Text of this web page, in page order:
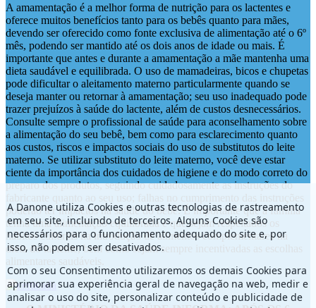
A amamentação é a melhor forma de nutrição para os lactentes e
oferece muitos benefícios tanto para os bebês quanto para mães,
devendo ser oferecido como fonte exclusiva de alimentação até o 6º
mês, podendo ser mantido até os dois anos de idade ou mais. É
importante que antes e durante a amamentação a mãe mantenha uma
dieta saudável e equilibrada. O uso de mamadeiras, bicos e chupetas
pode dificultar o aleitamento materno particularmente quando se
deseja manter ou retornar à amamentação; seu uso inadequado pode
trazer prejuízos à saúde do lactente, além de custos desnecessários.
Consulte sempre o profissional de saúde para aconselhamento sobre
a alimentação do seu bebê, bem como para esclarecimento quanto
aos custos, riscos e impactos sociais do uso de substitutos do leite
materno. Se utilizar substituto do leite materno, você deve estar
ciente da importância dos cuidados de higiene e do modo correto do
preparo dos produtos, seguindo cuidadosamente as instruções do
poderão ter impactos na saúde do bebê. É importante que a família
tenha uma alimentação equilibrada e que sejam respeitados os
hábitos culturais na introdução de alimentos complementares na
dieta do lactente, bem como sejam sempre incentivadas as escolhas
A Danone utiliza Cookies e outras tecnologias de rastreamento
em seu site, incluindo de terceiros. Alguns Cookies são
necessários para o funcionamento adequado do site e, por
isso, não podem ser desativados.
Com o seu Consentimento utilizaremos os demais Cookies para
aprimorar sua experiência geral de navegação na web, medir e
analisar o uso do site, personalizar conteúdo e publicidade de